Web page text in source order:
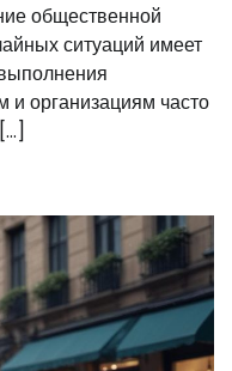
общественной
ситуаций имеет
организациям часто